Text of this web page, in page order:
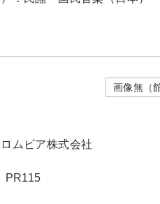
画像無（
ムビア株式会社
PR115